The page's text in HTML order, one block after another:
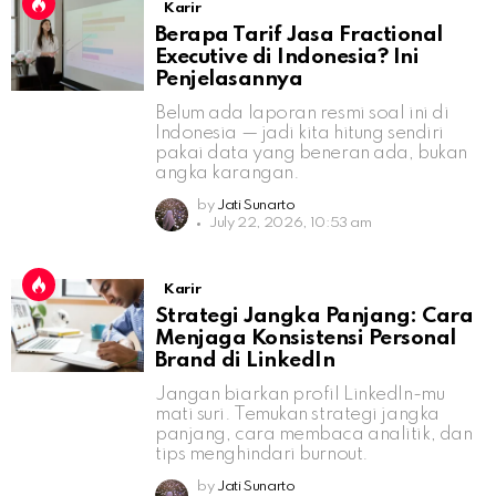
Karir
Berapa Tarif Jasa Fractional
Executive di Indonesia? Ini
Penjelasannya
Belum ada laporan resmi soal ini di
Indonesia — jadi kita hitung sendiri
pakai data yang beneran ada, bukan
angka karangan.
by Jati Sunarto
July 22, 2026, 10:53 am
Karir
Strategi Jangka Panjang: Cara
Menjaga Konsistensi Personal
Brand di LinkedIn
Jangan biarkan profil LinkedIn-mu
mati suri. Temukan strategi jangka
panjang, cara membaca analitik, dan
tips menghindari burnout.
by Jati Sunarto